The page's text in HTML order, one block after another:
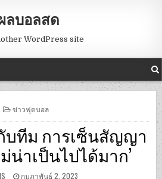
ลบอลสด
WordPress site
POSTED
ข่าวฟุตบอล
ทีม การเซ็นสัญญา
น่าเป็นไปได้มาก’
กุมภาพันธ์ 2, 2023